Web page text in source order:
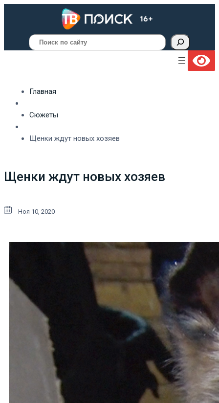
Поиск
Главная
Сюжеты
Щенки ждут новых хозяев
Щенки ждут новых хозяев
Ноя 10, 2020